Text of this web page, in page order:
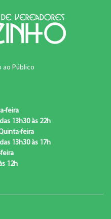
Público
feira
13h30 às 22h
feira
13h30 às 17h
12h